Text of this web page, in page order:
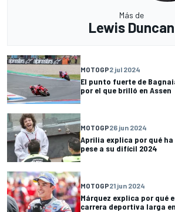
Más de
Lewis Duncan
MOTOGP2 jul 2024
El punto fuerte de
por el que brilló en Assen
MOTOGP26 jun 2024
Aprilia explica por qué ha
pese a su difícil 2024
MOTOGP21 jun 2024
Márquez explica por qué
carrera deportiva larga